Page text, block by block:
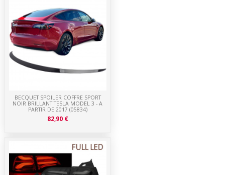
BECQUET SPOILER COFFRE SPORT
NOIR BRILLANT TESLA MODEL 3 - A
PARTIR DE 2017 (05834)
82,90 €